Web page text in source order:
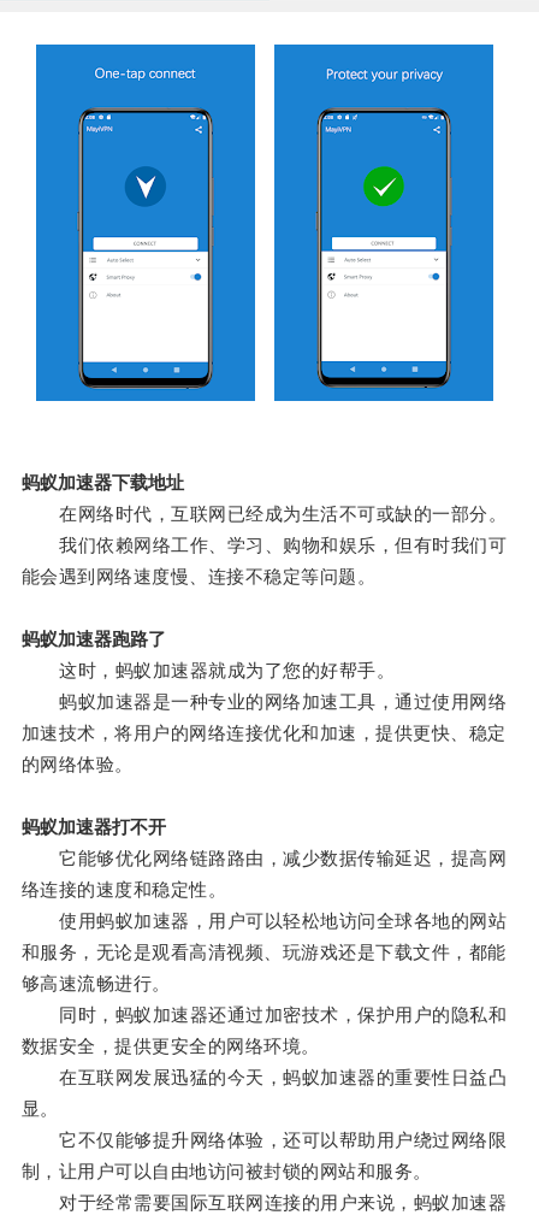
蚂蚁加速器下载地址
在网络时代，互联网已经成为生活不可或缺的一部分。
我们依赖网络工作、学习、购物和娱乐，但有时我们可
能会遇到网络速度慢、连接不稳定等问题。
蚂蚁加速器跑路了
这时，蚂蚁加速器就成为了您的好帮手。
蚂蚁加速器是一种专业的网络加速工具，通过使用网络
加速技术，将用户的网络连接优化和加速，提供更快、稳定
的网络体验。
蚂蚁加速器打不开
它能够优化网络链路路由，减少数据传输延迟，提高网
络连接的速度和稳定性。
使用蚂蚁加速器，用户可以轻松地访问全球各地的网站
和服务，无论是观看高清视频、玩游戏还是下载文件，都能
够高速流畅进行。
同时，蚂蚁加速器还通过加密技术，保护用户的隐私和
数据安全，提供更安全的网络环境。
在互联网发展迅猛的今天，蚂蚁加速器的重要性日益凸
显。
它不仅能够提升网络体验，还可以帮助用户绕过网络限
制，让用户可以自由地访问被封锁的网站和服务。
对于经常需要国际互联网连接的用户来说，蚂蚁加速器